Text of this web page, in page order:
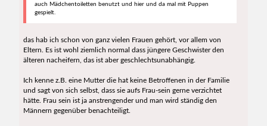
auch Mädchentoiletten benutzt und hier und da mal mit Puppen
gespielt.
das hab ich schon von ganz vielen Frauen gehört, vor allem von
Eltern. Es ist wohl ziemlich normal dass jüngere Geschwister den
älteren nacheifern, das ist aber geschlechtsunabhängig.
Ich kenne z.B. eine Mutter die hat keine Betroffenen in der Familie
und sagt von sich selbst, dass sie aufs Frau-sein gerne verzichtet
hätte. Frau sein ist ja anstrengender und man wird ständig den
Männern gegenüber benachteiligt.